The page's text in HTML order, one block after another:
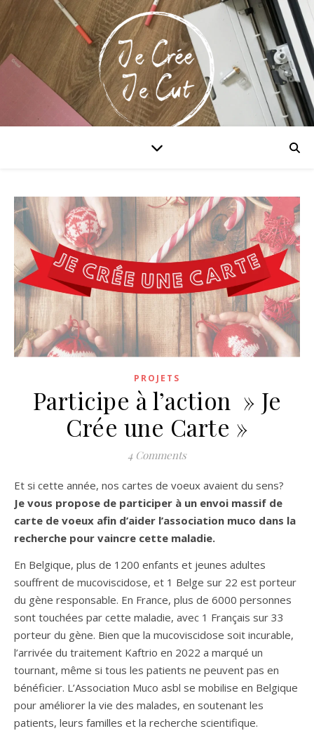
PROJETS
Participe à l’action » Je
Crée une Carte »
4 Comments
Et si cette année, nos cartes de voeux avaient du sens?
Je vous propose de participer à un envoi massif de
carte de voeux afin d’aider l’association muco dans la
recherche pour vaincre cette maladie.
En Belgique, plus de 1200 enfants et jeunes adultes
souffrent de mucoviscidose, et 1 Belge sur 22 est porteur
du gène responsable. En France, plus de 6000 personnes
sont touchées par cette maladie, avec 1 Français sur 33
porteur du gène. Bien que la mucoviscidose soit incurable,
l’arrivée du traitement Kaftrio en 2022 a marqué un
tournant, même si tous les patients ne peuvent pas en
bénéficier. L’Association Muco asbl se mobilise en Belgique
pour améliorer la vie des malades, en soutenant les
patients, leurs familles et la recherche scientifique.